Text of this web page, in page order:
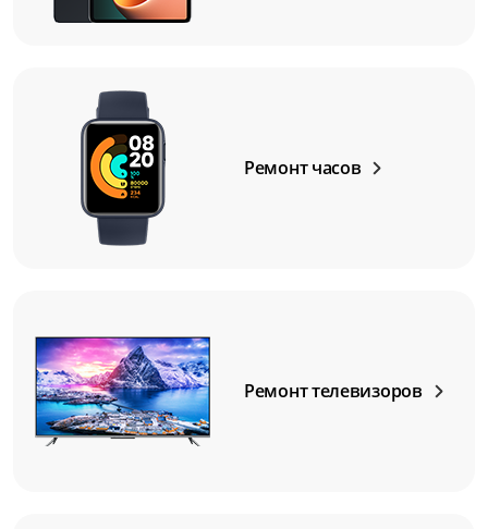
Ремонт часов
Ремонт телевизоров